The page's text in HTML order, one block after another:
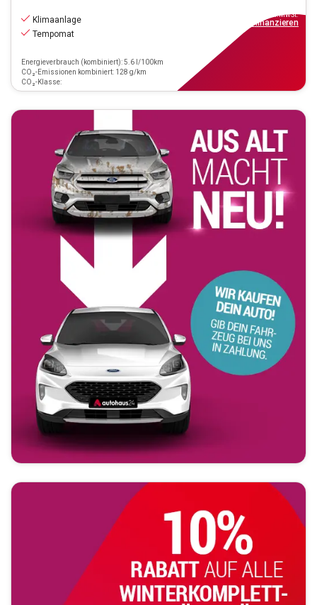
Klimaanlage
Tempomat
Energieverbrauch (kombiniert): 5.6 l/100km
CO₂-Emissionen kombiniert: 128 g/km
CO₂-Klasse:
inkl.MwSt.
finanzieren